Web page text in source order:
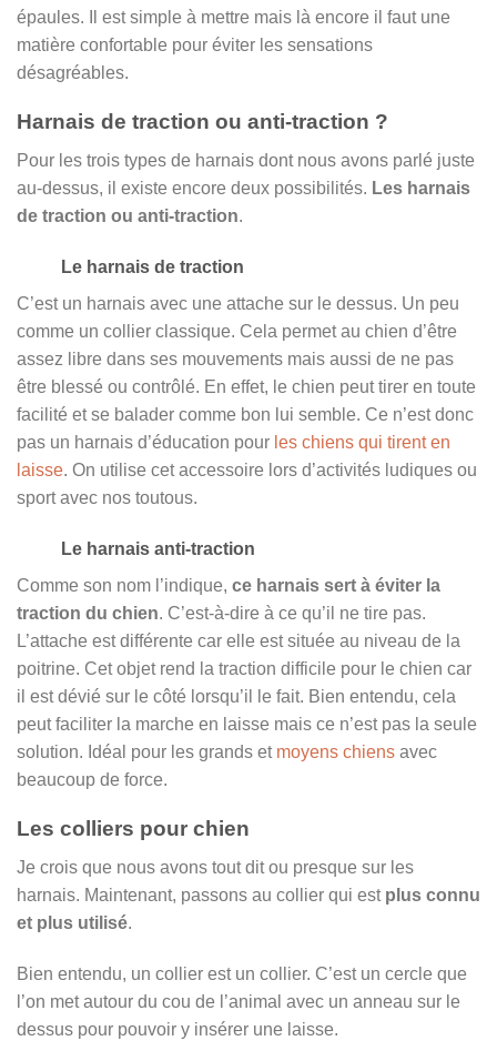
épaules. Il est simple à mettre mais là encore il faut une
matière confortable pour éviter les sensations
désagréables.
Harnais de traction ou anti-traction ?
Pour les trois types de harnais dont nous avons parlé juste
au-dessus, il existe encore deux possibilités. Les harnais
de traction ou anti-traction.
Le harnais de traction
C’est un harnais avec une attache sur le dessus. Un peu
comme un collier classique. Cela permet au chien d’être
assez libre dans ses mouvements mais aussi de ne pas
être blessé ou contrôlé. En effet, le chien peut tirer en toute
facilité et se balader comme bon lui semble. Ce n’est donc
pas un harnais d’éducation pour les chiens qui tirent en
laisse. On utilise cet accessoire lors d’activités ludiques ou
sport avec nos toutous.
Le harnais anti-traction
Comme son nom l’indique, ce harnais sert à éviter la
traction du chien. C’est-à-dire à ce qu’il ne tire pas.
L’attache est différente car elle est située au niveau de la
poitrine. Cet objet rend la traction difficile pour le chien car
il est dévié sur le côté lorsqu’il le fait. Bien entendu, cela
peut faciliter la marche en laisse mais ce n’est pas la seule
solution. Idéal pour les grands et moyens chiens avec
beaucoup de force.
Les colliers pour chien
Je crois que nous avons tout dit ou presque sur les
harnais. Maintenant, passons au collier qui est plus connu
et plus utilisé.
Bien entendu, un collier est un collier. C’est un cercle que
l’on met autour du cou de l’animal avec un anneau sur le
dessus pour pouvoir y insérer une laisse.